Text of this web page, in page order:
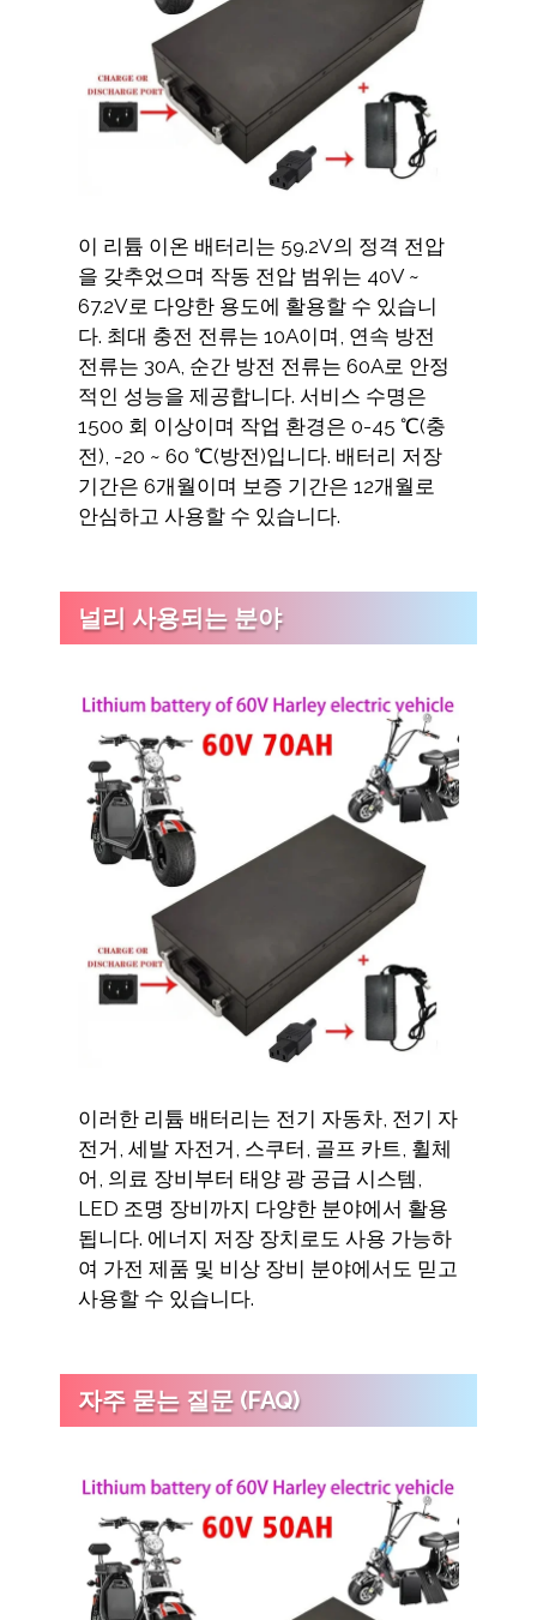
이 리튬 이온 배터리는 59.2V의 정격 전압
을 갖추었으며 작동 전압 범위는 40V ~
67.2V로 다양한 용도에 활용할 수 있습니
다. 최대 충전 전류는 10A이며, 연속 방전
전류는 30A, 순간 방전 전류는 60A로 안정
적인 성능을 제공합니다. 서비스 수명은
1500 회 이상이며 작업 환경은 0-45 ℃(충
전), -20 ~ 60 ℃(방전)입니다. 배터리 저장
기간은 6개월이며 보증 기간은 12개월로
안심하고 사용할 수 있습니다.
널리 사용되는 분야
이러한 리튬 배터리는 전기 자동차, 전기 자
전거, 세발 자전거, 스쿠터, 골프 카트, 휠체
어, 의료 장비부터 태양 광 공급 시스템,
LED 조명 장비까지 다양한 분야에서 활용
됩니다. 에너지 저장 장치로도 사용 가능하
여 가전 제품 및 비상 장비 분야에서도 믿고
사용할 수 있습니다.
자주 묻는 질문 (FAQ)